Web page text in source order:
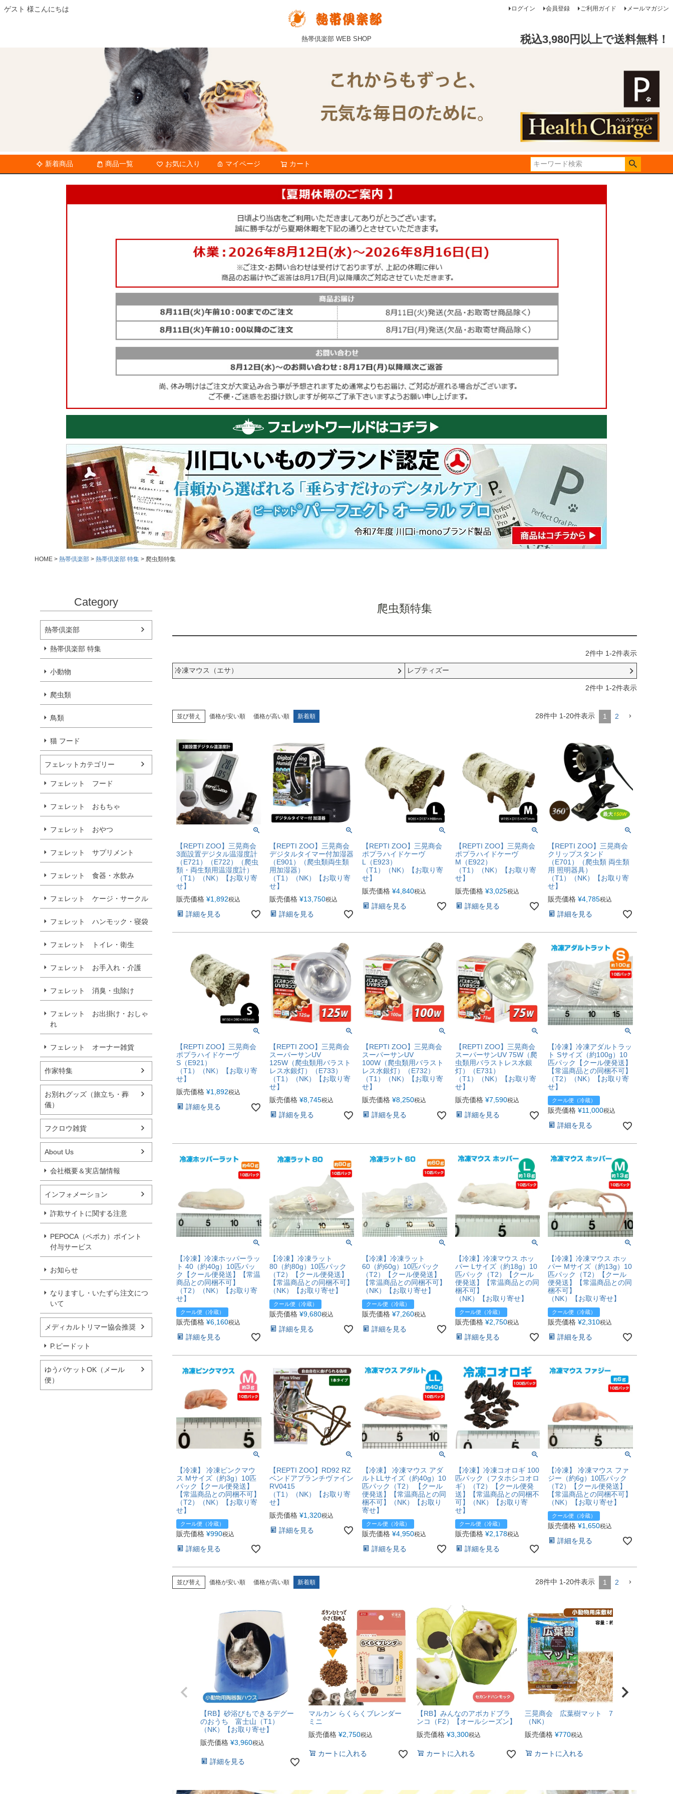
ゲスト 様こんにちは
熱帯倶楽部 WEB SHOP
ログイン 会員登録 ご利用ガイド メールマガジン
税込3,980円以上で送料無料！
新着商品 商品一覧 お気に入り マイページ カート
HOME 熱帯倶楽部 熱帯倶楽部 特集 爬虫類特集
Category
熱帯倶楽部
熱帯倶楽部 特集
小動物
爬虫類
鳥類
猫 フード
フェレットカテゴリー
フェレット フード
フェレット おもちゃ
フェレット おやつ
フェレット サプリメント
フェレット 食器・水飲み
フェレット ケージ・サークル
フェレット ハンモック・寝袋
フェレット トイレ・衛生
フェレット お手入れ・介護
フェレット 消臭・虫除け
フェレット お出掛け・おしゃ
れ
フェレット オーナー雑貨
作家特集
お別れグッズ（旅立ち・葬
儀）
フクロウ雑貨
About Us
会社概要＆実店舗情報
インフォメーション
詐欺サイトに関する注意
PEPOCA（ペポカ）ポイント
付与サービス
お知らせ
なりますし・いたずら注文につ
いて
メディカルトリマー協会推奨
P.ピードット
ゆうパケットOK（メール
便）
爬虫類特集
2件中 1-2件表示
冷凍マウス（エサ） レプティズー
2件中 1-2件表示
並び替え 価格が安い順 価格が高い順 新着順 28件中 1-20件表示 1 2
【REPTI ZOO】三晃商会
3面設置デジタル温湿度計
（E721）（E722）（爬虫
類・両生類用温湿度計）
（T1）（NK）【お取り寄
せ】
販売価格 ¥1,892税込
詳細を見る
【REPTI ZOO】三晃商会
デジタルタイマー付加湿器
（E901）（爬虫類両生類
用加湿器）
（T1）（NK）【お取り寄
せ】
販売価格 ¥13,750税込
詳細を見る
【REPTI ZOO】三晃商会
ポプラハイドケーヴ
L（E923）
（T1）（NK）【お取り寄
せ】
販売価格 ¥4,840税込
詳細を見る
【REPTI ZOO】三晃商会
ポプラハイドケーヴ
M（E922）
（T1）（NK）【お取り寄
せ】
販売価格 ¥3,025税込
詳細を見る
【REPTI ZOO】三晃商会
クリップスタンド
（E701）（爬虫類 両生類
用 照明器具）
（T1）（NK）【お取り寄
せ】
販売価格 ¥4,785税込
詳細を見る
【REPTI ZOO】三晃商会
ポプラハイドケーヴ
S（E921）
（T1）（NK）【お取り寄
せ】
販売価格 ¥1,892税込
詳細を見る
【REPTI ZOO】三晃商会
スーパーサンUV
125W（爬虫類用バラスト
レス水銀灯）（E733）
（T1）（NK）【お取り寄
せ】
販売価格 ¥8,745税込
詳細を見る
【REPTI ZOO】三晃商会
スーパーサンUV
100W（爬虫類用バラスト
レス水銀灯）（E732）
（T1）（NK）【お取り寄
せ】
販売価格 ¥8,250税込
詳細を見る
【REPTI ZOO】三晃商会
スーパーサンUV 75W（爬
虫類用バラストレス水銀
灯）（E731）
（T1）（NK）【お取り寄
せ】
販売価格 ¥7,590税込
詳細を見る
【冷凍】冷凍アダルトラッ
ト Sサイズ（約100g）10
匹パック【クール便発送】
【常温商品との同梱不可】
（T2）（NK）【お取り寄
せ】
クール便（冷蔵）
販売価格 ¥11,000税込
詳細を見る
【冷凍】冷凍ホッパーラッ
ト 40（約40g）10匹パッ
ク【クール便発送】【常温
商品との同梱不可】
（T2）（NK）【お取り寄
せ】
クール便（冷蔵）
販売価格 ¥6,160税込
詳細を見る
【冷凍】冷凍ラット
80（約80g）10匹パック
（T2）【クール便発送】
【常温商品との同梱不可】
（NK）【お取り寄せ】
クール便（冷蔵）
販売価格 ¥9,680税込
詳細を見る
【冷凍】冷凍ラット
60（約60g）10匹パック
（T2）【クール便発送】
【常温商品との同梱不可】
（NK）【お取り寄せ】
クール便（冷蔵）
販売価格 ¥7,260税込
詳細を見る
【冷凍】冷凍マウス ホッ
パー Lサイズ（約18g）10
匹パック（T2）【クール
便発送】【常温商品との同
梱不可】
（NK）【お取り寄せ】
クール便（冷蔵）
販売価格 ¥2,750税込
詳細を見る
【冷凍】冷凍マウス ホッ
パー Mサイズ（約13g）10
匹パック（T2）【クール
便発送】【常温商品との同
梱不可】
（NK）【お取り寄せ】
クール便（冷蔵）
販売価格 ¥2,310税込
詳細を見る
【冷凍】 冷凍ピンクマウ
ス Mサイズ（約3g）10匹
パック【クール便発送】
【常温商品との同梱不可】
（T2）（NK）【お取り寄
せ】
クール便（冷蔵）
販売価格 ¥990税込
詳細を見る
【REPTI ZOO】RD92 RZ
ベンドアブランチヴァイン
RV0415
（T1）（NK）【お取り寄
せ】
販売価格 ¥1,320税込
詳細を見る
【冷凍】 冷凍マウス アダ
ルトLLサイズ（約40g）10
匹パック（T2） 【クール
便発送】【常温商品との同
梱不可】（NK）【お取り
寄せ】
クール便（冷蔵）
販売価格 ¥4,950税込
詳細を見る
【冷凍】冷凍コオロギ 100
匹パック（フタホシコオロ
ギ）（T2）【クール便発
送】【常温商品との同梱不
可】（NK）【お取り寄
せ】
クール便（冷蔵）
販売価格 ¥2,178税込
詳細を見る
【冷凍】 冷凍マウス ファ
ジー（約6g）10匹パック
（T2）【クール便発送】
【常温商品との同梱不可】
（NK）【お取り寄せ】
クール便（冷蔵）
販売価格 ¥1,650税込
詳細を見る
並び替え 価格が安い順 価格が高い順 新着順 28件中 1-20件表示 1 2
【RB】砂浴びもできるデグー
のおうち 富士山（T1）
（NK）【お取り寄せ】
販売価格 ¥3,960税込
詳細を見る
マルカン らくらくブレンダー
ミニ
販売価格 ¥2,750税込
カートに入れる
【RB】みんなのアボカドブラ
ンコ（F2）【オールシーズン】
販売価格 ¥3,300税込
カートに入れる
三晃商会 広葉樹マット 7L
（NK）
販売価格 ¥770税込
カートに入れる